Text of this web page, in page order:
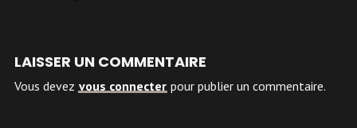
LAISSER UN COMMENTAIRE
Vous devez vous connecter pour publier un commentaire.